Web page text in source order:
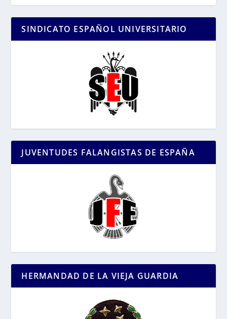
SINDICATO ESPAÑOL UNIVERSITARIO
JUVENTUDES FALANGISTAS DE ESPAÑA
HERMANDAD DE LA VIEJA GUARDIA